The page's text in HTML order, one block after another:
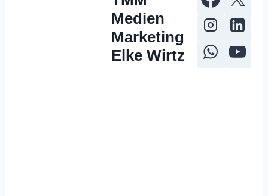
Medien
Marketing
Elke Wirtz